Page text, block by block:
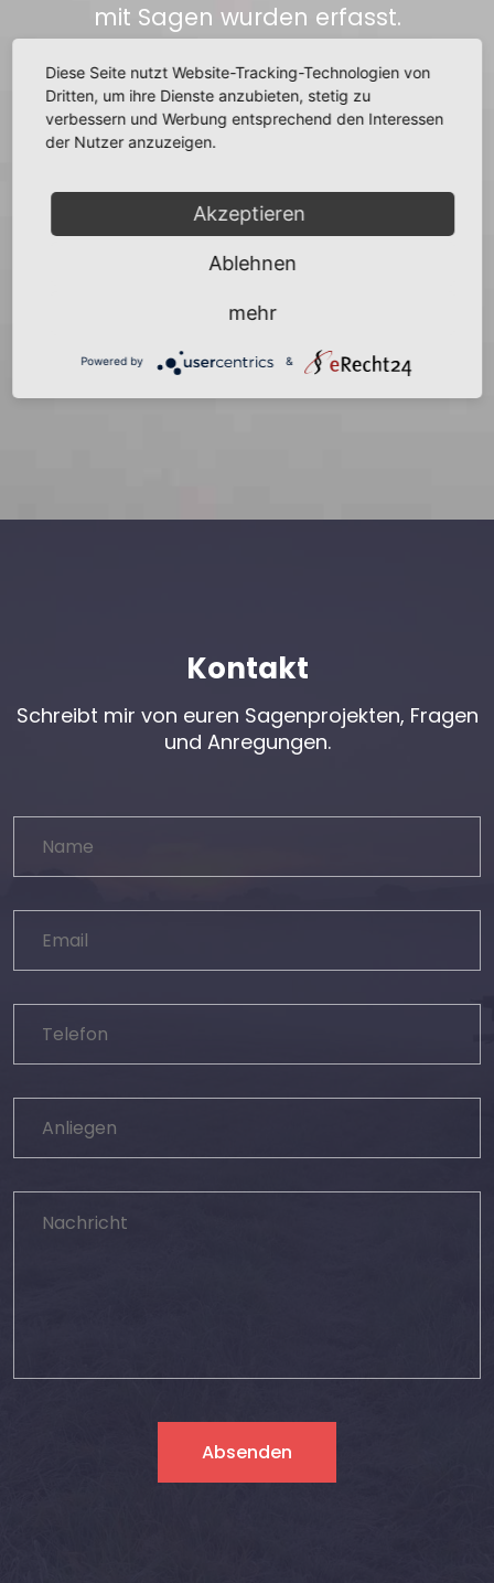
mit Sagen wurden erfasst.
Bücher
wurden befragt.
Liste ansehen
Kontakt
Schreibt mir von euren Sagenprojekten, Fragen
und Anregungen.
Absenden
Diese Seite nutzt Website-Tracking-Technologien von
Dritten, um ihre Dienste anzubieten, stetig zu
verbessern und Werbung entsprechend den Interessen
der Nutzer anzuzeigen.
Akzeptieren
Ablehnen
mehr
Powered by &